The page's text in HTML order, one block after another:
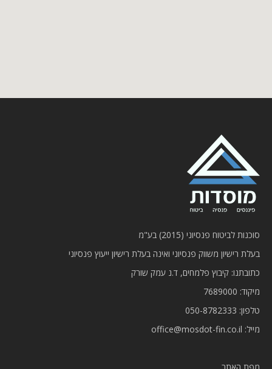
סוכנות לביטוח פנסיוני (2015) בע"מ
בעלת רישיון משווק פנסיוני ואינה בעלת רישיון ייעוץ פנסיוני
כתובתנו: קיבוץ פלמחים, ד.נ עמק שורק
מיקוד: 7689000
טלפון: 050-8782333
מייל: office@mosdot-fin.co.il